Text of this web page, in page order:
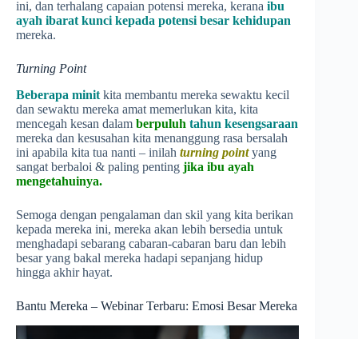
ini, dan terhalang capaian potensi mereka, kerana ibu
ayah ibarat kunci kepada potensi besar kehidupan
mereka.
Turning Point
Beberapa minit kita membantu mereka sewaktu kecil
dan sewaktu mereka amat memerlukan kita, kita
mencegah kesan dalam berpuluh tahun kesengsaraan
mereka dan kesusahan kita menanggung rasa bersalah
ini apabila kita tua nanti – inilah turning point yang
sangat berbaloi & paling penting jika ibu ayah
mengetahuinya.
Semoga dengan pengalaman dan skil yang kita berikan
kepada mereka ini, mereka akan lebih bersedia untuk
menghadapi sebarang cabaran-cabaran baru dan lebih
besar yang bakal mereka hadapi sepanjang hidup
hingga akhir hayat.
Bantu Mereka – Webinar Terbaru: Emosi Besar Mereka